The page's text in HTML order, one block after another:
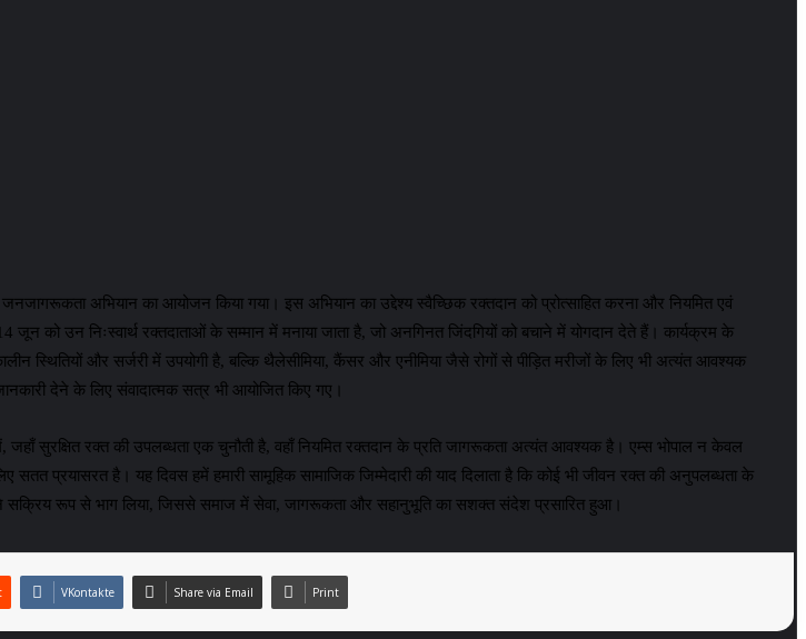
अभियान का आयोजन किया गया। इस अभियान का उद्देश्य स्वैच्छिक रक्तदान को प्रोत्साहित करना और नियमित एवं
को उन निःस्वार्थ रक्तदाताओं के सम्मान में मनाया जाता है, जो अनगिनत जिंदगियों को बचाने में योगदान देते हैं। कार्यक्रम के
स्थितियों और सर्जरी में उपयोगी है, बल्कि थैलेसीमिया, कैंसर और एनीमिया जैसे रोगों से पीड़ित मरीजों के लिए भी अत्यंत आवश्यक
देने के लिए संवादात्मक सत्र भी आयोजित किए गए।
सुरक्षित रक्त की उपलब्धता एक चुनौती है, वहाँ नियमित रक्तदान के प्रति जागरूकता अत्यंत आवश्यक है। एम्स भोपाल न केवल
प्रयासरत है। यह दिवस हमें हमारी सामूहिक सामाजिक जिम्मेदारी की याद दिलाता है कि कोई भी जीवन रक्त की अनुपलब्धता के
रूप से भाग लिया, जिससे समाज में सेवा, जागरूकता और सहानुभूति का सशक्त संदेश प्रसारित हुआ।
VKontakte Share via Email Print